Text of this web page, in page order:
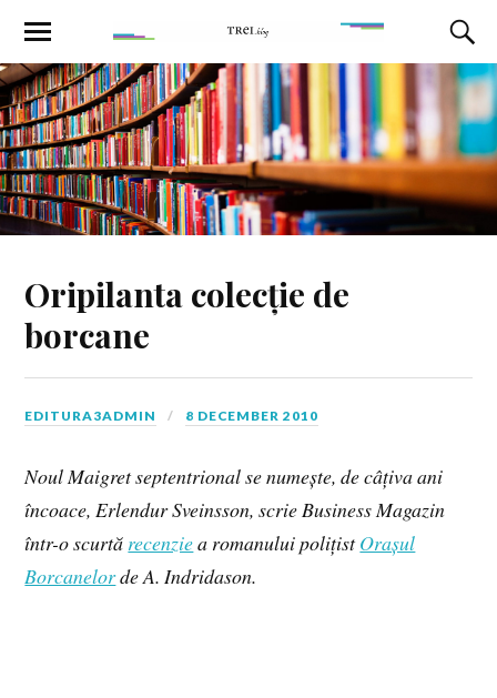
Oripilanta colecție de
borcane
EDITURA3ADMIN 8 DECEMBER 2010
Noul Maigret septentrional se numește, de câțiva ani
încoace, Erlendur Sveinsson, scrie Business Magazin
într-o scurtă recenziea romanului polițistOrașul
Borcanelorde A. Indridason.